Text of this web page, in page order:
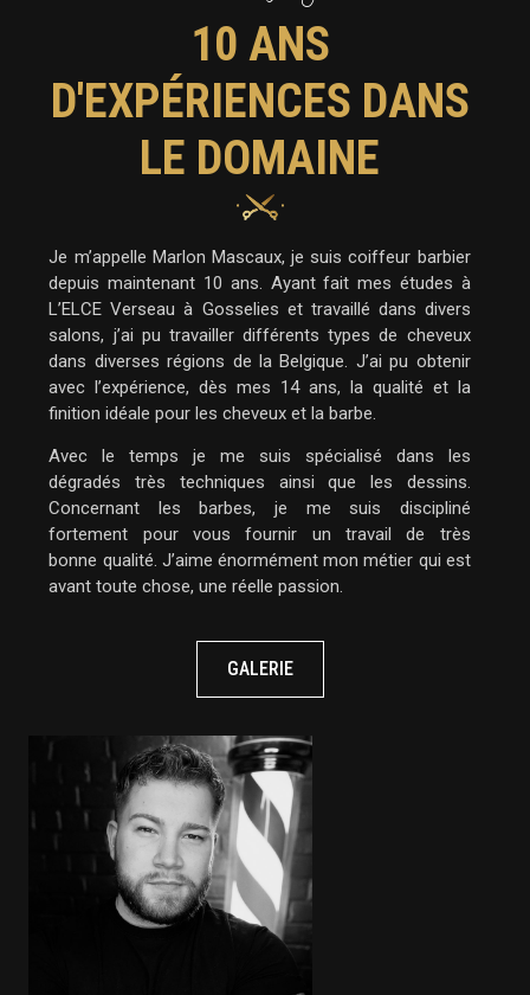
10 ANS
D'EXPÉRIENCES DANS
LE DOMAINE
Je m’appelle Marlon Mascaux, je suis coiffeur barbier
depuis maintenant 10 ans. Ayant fait mes études à
L’ELCE Verseau à Gosselies et travaillé dans divers
salons, j’ai pu travailler différents types de cheveux
dans diverses régions de la Belgique. J’ai pu obtenir
avec l’expérience, dès mes 14 ans, la qualité et la
finition idéale pour les cheveux et la barbe.
Avec le temps je me suis spécialisé dans les
dégradés très techniques ainsi que les dessins.
Concernant les barbes, je me suis discipliné
fortement pour vous fournir un travail de très
bonne qualité. J’aime énormément mon métier qui est
avant toute chose, une réelle passion.
GALERIE